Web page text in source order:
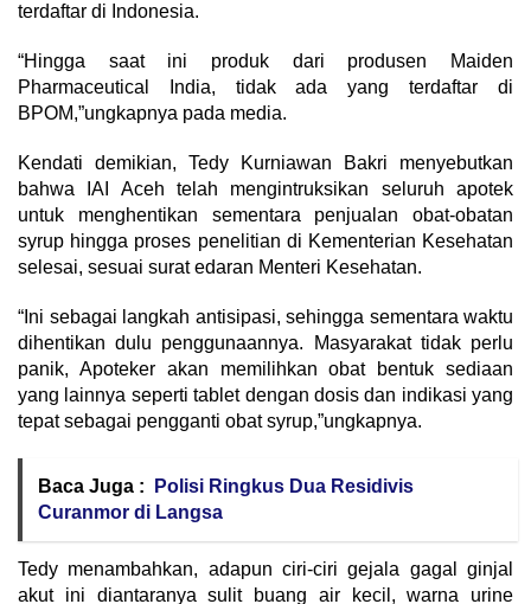
terdaftar di Indonesia.
“Hingga saat ini produk dari produsen Maiden
Pharmaceutical India, tidak ada yang terdaftar di
BPOM,”ungkapnya pada media.
Kendati demikian, Tedy Kurniawan Bakri menyebutkan
bahwa IAI Aceh telah mengintruksikan seluruh apotek
untuk menghentikan sementara penjualan obat-obatan
syrup hingga proses penelitian di Kementerian Kesehatan
selesai, sesuai surat edaran Menteri Kesehatan.
“Ini sebagai langkah antisipasi, sehingga sementara waktu
dihentikan dulu penggunaannya. Masyarakat tidak perlu
panik, Apoteker akan memilihkan obat bentuk sediaan
yang lainnya seperti tablet dengan dosis dan indikasi yang
tepat sebagai pengganti obat syrup,”ungkapnya.
Baca Juga :
Polisi Ringkus Dua Residivis
Curanmor di Langsa
Tedy menambahkan, adapun ciri-ciri gejala gagal ginjal
akut ini diantaranya sulit buang air kecil, warna urine